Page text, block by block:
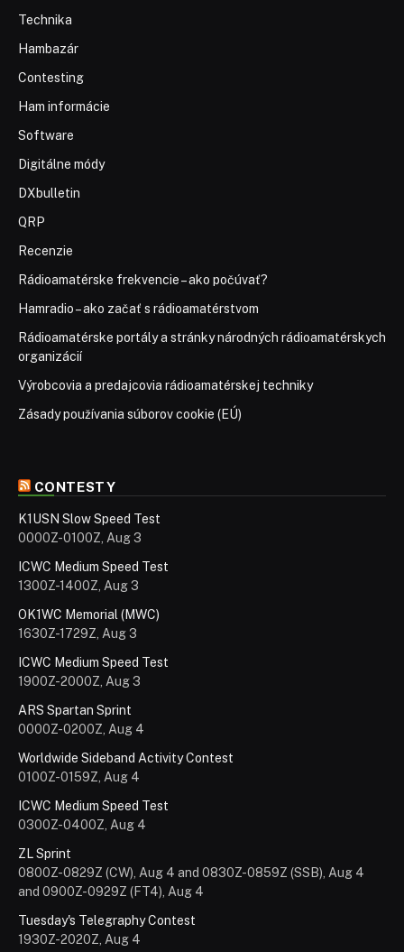
Technika
Hambazár
Contesting
Ham informácie
Software
Digitálne módy
DXbulletin
QRP
Recenzie
Rádioamatérske frekvencie – ako počúvať?
Hamradio – ako začať s rádioamatérstvom
Rádioamatérske portály a stránky národných rádioamatérskych
organizácií
Výrobcovia a predajcovia rádioamatérskej techniky
Zásady používania súborov cookie (EÚ)
CONTESTY
K1USN Slow Speed Test
0000Z-0100Z, Aug 3
ICWC Medium Speed Test
1300Z-1400Z, Aug 3
OK1WC Memorial (MWC)
1630Z-1729Z, Aug 3
ICWC Medium Speed Test
1900Z-2000Z, Aug 3
ARS Spartan Sprint
0000Z-0200Z, Aug 4
Worldwide Sideband Activity Contest
0100Z-0159Z, Aug 4
ICWC Medium Speed Test
0300Z-0400Z, Aug 4
ZL Sprint
0800Z-0829Z (CW), Aug 4 and 0830Z-0859Z (SSB), Aug 4
and 0900Z-0929Z (FT4), Aug 4
Tuesday's Telegraphy Contest
1930Z-2020Z, Aug 4